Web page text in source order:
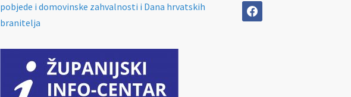
pobjede i domovinske zahvalnosti i Dana hrvatskih
branitelja
facebook